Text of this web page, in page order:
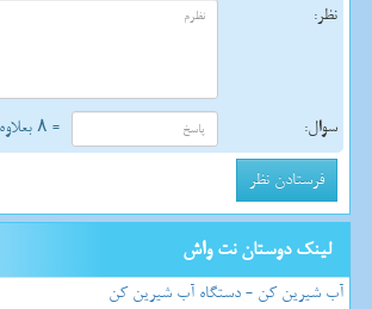
نظر:
سوال: = ۸ بعلاوه ۱
لینک دوستان نت واش
آب شیرین کن - دستگاه آب شیرین کن